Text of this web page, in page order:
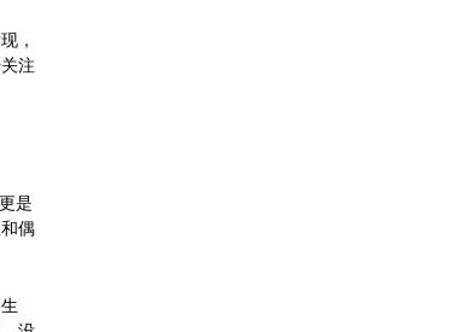
，
注
是
偶